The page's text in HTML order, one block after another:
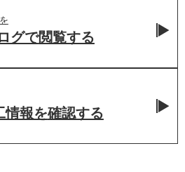
グで閲覧する
情報を確認する